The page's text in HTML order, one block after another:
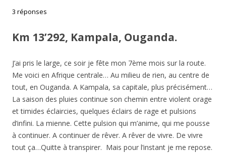
3 réponses
Km 13’292, Kampala, Ouganda.
J’ai pris le large, ce soir je fête mon 7ème mois sur la route.
Me voici en Afrique centrale… Au milieu de rien, au centre de
tout, en Ouganda. A Kampala, sa capitale, plus précisément…
La saison des pluies continue son chemin entre violent orage
et timides éclaircies, quelques éclairs de rage et pulsions
d’infini. La mienne. Cette pulsion qui m’anime, qui me pousse
à continuer. A continuer de rêver. A rêver de vivre. De vivre
tout ça…Quitte à transpirer. Mais pour l’instant je me repose.